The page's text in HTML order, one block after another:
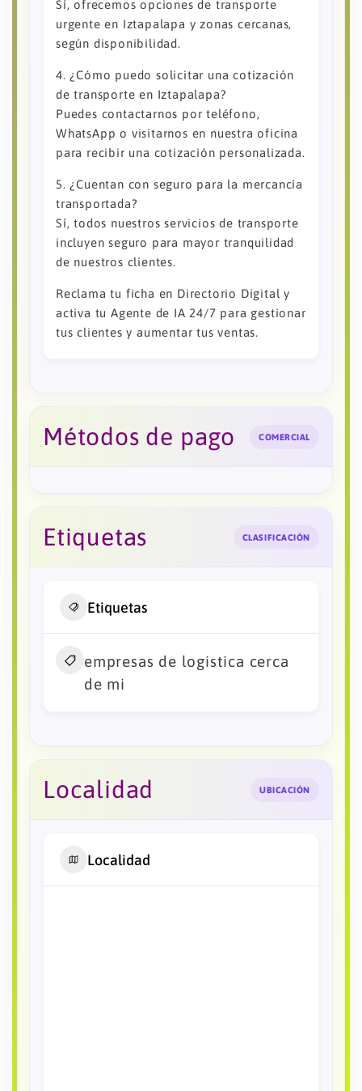
Sí, ofrecemos opciones de transporte
urgente en Iztapalapa y zonas cercanas,
según disponibilidad.
4. ¿Cómo puedo solicitar una cotización
de transporte en Iztapalapa?
Puedes contactarnos por teléfono,
WhatsApp o visitarnos en nuestra oficina
para recibir una cotización personalizada.
5. ¿Cuentan con seguro para la mercancía
transportada?
Sí, todos nuestros servicios de transporte
incluyen seguro para mayor tranquilidad
de nuestros clientes.
Reclama tu ficha en Directorio Digital y
activa tu Agente de IA 24/7 para gestionar
tus clientes y aumentar tus ventas.
Métodos de pago COMERCIAL
Etiquetas CLASIFICACIÓN
Etiquetas
empresas de logistica cerca
de mi
Localidad UBICACIÓN
Localidad